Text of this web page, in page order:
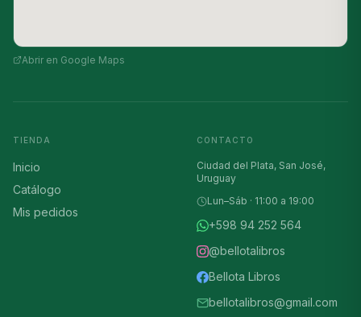
Abrir en Google Maps
TIENDA
Inicio
Catálogo
Mis pedidos
CONTACTO
Ciudad del Plata, San José,
Uruguay
Lun–Sáb · 11:00 a 19:00
+598 94 252 564
@bellotalibros
Bellota Libros
bellotalibros@gmail.com